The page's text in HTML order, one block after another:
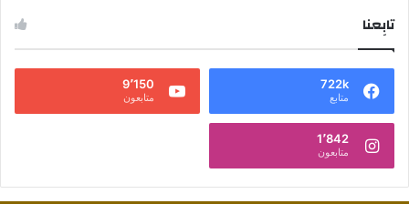
تابِعنا
722k
متابع
9٬150
متابعون
1٬842
متابعون